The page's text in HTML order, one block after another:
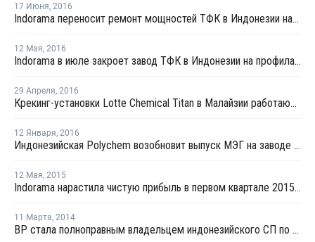
17 Июня, 2016
Indorama переносит ремонт мощностей ТФК в Индонезии на октябрь
12 Мая, 2016
Indorama в июле закроет завод ТФК в Индонезии на профилактику
29 Апреля, 2016
Крекинг-установки Lotte Chemical Titan в Малайзии работают на полную мощность
12 Января, 2016
Индонезийская Polychem возобновит выпуск МЭГ на заводе No1 в феврале
12 Мая, 2015
Indorama нарастила чистую прибыль в первом квартале 2015 года на 9%
11 Марта, 2014
BP стала полноправным владельцем индонезийского СП по производству ТФК